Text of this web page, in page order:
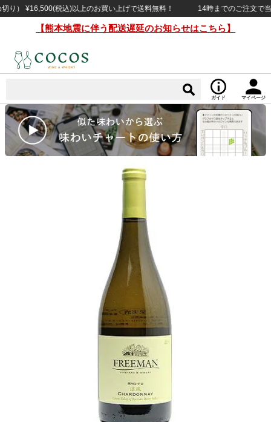
¥16,500(税込)以上のお買い上げで送料無料！ 14時までのご注文で当日
【熊本地震に伴う配送遅延のお知らせはこちら】
ガイド マイページ